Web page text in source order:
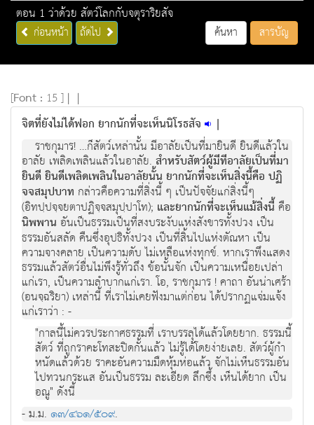
ตอน 1 ว่าด้วย สัตว์โลกกับจตุราริยสัจ
ก่อนหน้า ถัดไป ค้นหา สารบัญ
[Font : 15 ] | |
จิตที่ยังไม่ได้ฟอก ยากนักที่จะเห็นนิโรธสัจ |
ราชกุมาร! …ก็สัตว์เหล่านั้น มีอาลัยเป็นที่มายินดี ยินดีแล้วใน
อาลัย เพลิดเพลินแล้วในอาลัย.สําหรับสัตว์ผู้มีทีอาลัยเป็นที่มา
ยินดี ยินดีเพลิดเพลินในอาลัยนั้น ยากนักที่จะเห็นสิ่งนี้คือ ปฏิ
จจสมุปบาท กล่าวคือความที่สิ่งนี้ ๆ เป็นปัจจัยแก่สิ่งนี้ๆ
(อิทปฺปจฺจยตาปฏิจฺจสมุปฺปาโท); และยากนักที่จะเห็นแม้สิ่งนี้ คือ
นิพพาน อันเป็นธรรมเป็นที่สงบระงับแห่งสังขารทั้งปวง เป็น
ธรรมอันสลัด คืนซึ่งอุปธิทั้งปวง เป็นที่สิ้นไปแห่งตัณหา เป็น
ความจางคลาย เป็นความดับ ไม่เหลือแห่งทุกข์. หากเราพึงแสดง
ธรรมแล้วสัตว์อื่นไม่พึงรู้ทั่วถึง ข้อนั้นจัก เป็นความเหนื่อยเปล่า
แก่เรา, เป็นความลําบากแก่เรา. โอ, ราชกุมาร ! คาถา อันน่าเศร้า
(อนจฺฉริยา) เหล่านี้ ที่เราไม่เคยฟังมาแต่ก่อน ได้ปรากฏแจ่มแจ้ง
แก่เราว่า : -
"กาลนี้ไม่ควรประกาศธรรมที่ เราบรรลุได้แล้วโดยยาก. ธรรมนี้
สัตว์ ที่ถูกราคะโทสะปิดกั้นแล้ว ไม่รู้ได้โดยง่ายเลย. สัตว์ผู้กํา
หนัดแล้วด้วย ราคะอันความมืดหุ้มห่อแล้ว จักไม่เห็นธรรมอัน
ไปทวนกระแส อันเป็นธรรม ละเอียด ลึกซึ้ง เห็นได้ยาก เป็น
อณู" ดังนี้
- ม.ม. ๑๓/๔๖๑/๕๐๙.